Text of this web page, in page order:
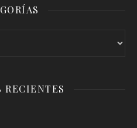
RECIENTES